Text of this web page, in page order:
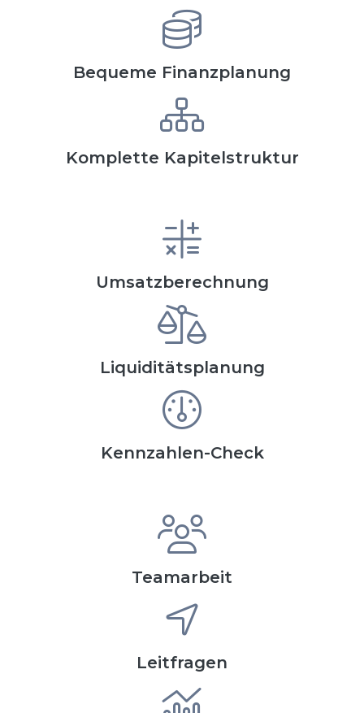
Bequeme Finanzplanung
Komplette Kapitelstruktur
Umsatzberechnung
Liquiditätsplanung
Kennzahlen-Check
Teamarbeit
Leitfragen